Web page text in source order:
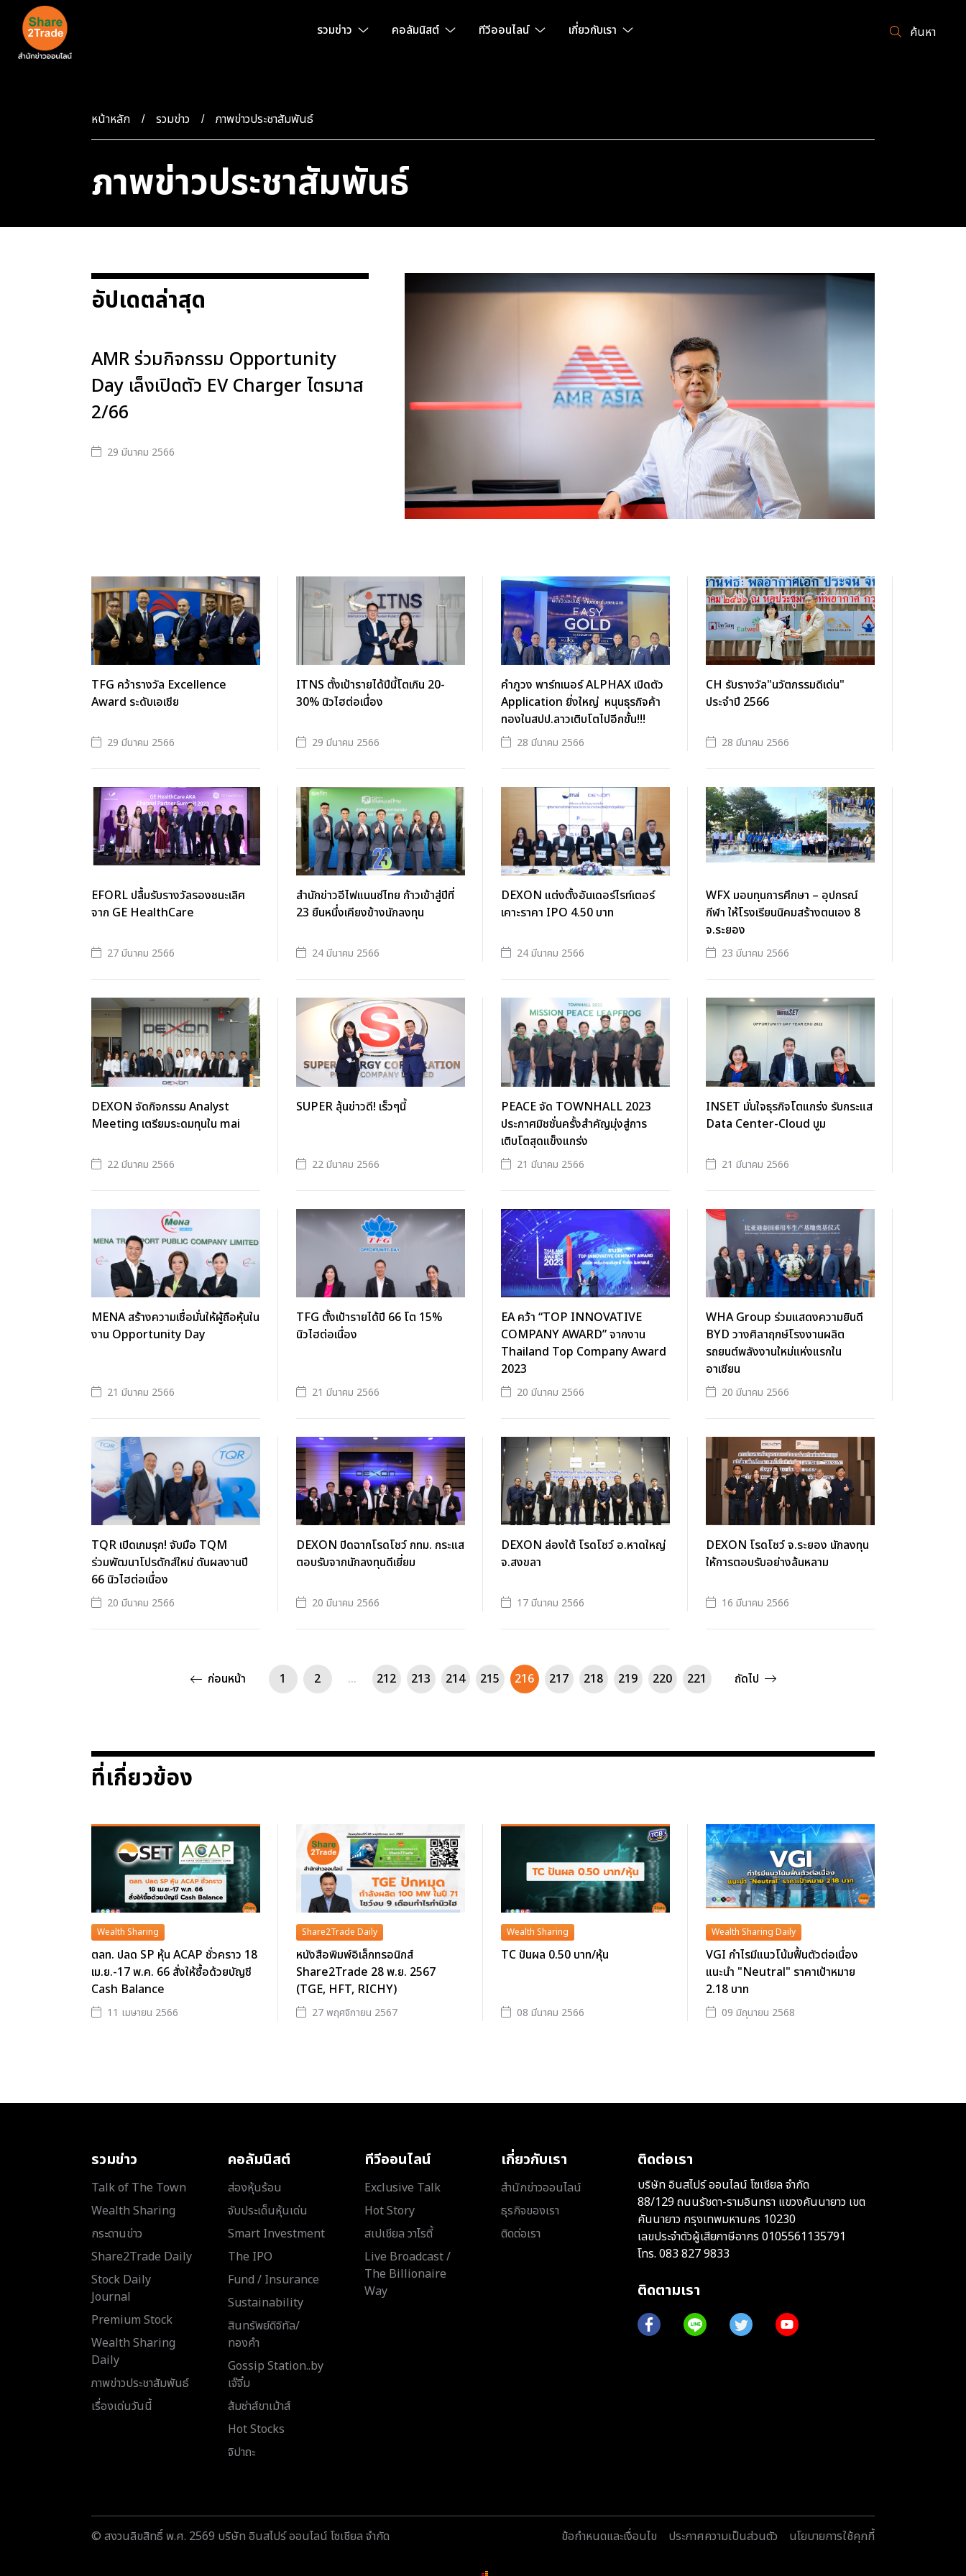
รวมข่าว คอลัมนิสต์ ทีวีออนไลน์ เกี่ยวกับเรา ค้นหา
หน้าหลัก รวมข่าว ภาพข่าวประชาสัมพันธ์
ภาพข่าวประชาสัมพันธ์
อัปเดตล่าสุด
AMR ร่วมกิจกรรม Opportunity
Day เล็งเปิดตัว EV Charger ไตรมาส
2/66
29 มีนาคม 2566
TFG คว้ารางวัล Excellence
Award ระดับเอเชีย
29 มีนาคม 2566
ITNS ตั้งเป้ารายได้ปีนี้โตเกิน 20-
30% นิวไฮต่อเนื่อง
29 มีนาคม 2566
คำภูวง พาร์ทเนอร์ ALPHAX เปิดตัว
Application ยิ่งใหญ่ หนุนธุรกิจค้า
ทองในสปป.ลาวเติบโตไปอีกขั้น!!!
28 มีนาคม 2566
CH รับรางวัล"นวัตกรรมดีเด่น"
ประจำปี 2566
28 มีนาคม 2566
EFORL ปลื้มรับรางวัลรองชนะเลิศ
จาก GE HealthCare
27 มีนาคม 2566
สำนักข่าวอีไฟแนนซ์ไทย ก้าวเข้าสู่ปีที่
23 ยืนหนึ่งเคียงข้างนักลงทุน
24 มีนาคม 2566
DEXON แต่งตั้งอันเดอร์ไรท์เตอร์
เคาะราคา IPO 4.50 บาท
24 มีนาคม 2566
WFX มอบทุนการศึกษา – อุปกรณ์
กีฬา ให้โรงเรียนนิคมสร้างตนเอง 8
จ.ระยอง
23 มีนาคม 2566
DEXON จัดกิจกรรม Analyst
Meeting เตรียมระดมทุนใน mai
22 มีนาคม 2566
SUPER ลุ้นข่าวดี! เร็วๆนี้
22 มีนาคม 2566
PEACE จัด TOWNHALL 2023
ประกาศมิชชั่นครั้งสำคัญมุ่งสู่การ
เติบโตสุดแข็งแกร่ง
21 มีนาคม 2566
INSET มั่นใจธุรกิจโตแกร่ง รับกระแส
Data Center-Cloud บูม
21 มีนาคม 2566
MENA สร้างความเชื่อมั่นให้ผู้ถือหุ้นใน
งาน Opportunity Day
21 มีนาคม 2566
TFG ตั้งเป้ารายได้ปี 66 โต 15%
นิวไฮต่อเนื่อง
21 มีนาคม 2566
EA คว้า “TOP INNOVATIVE
COMPANY AWARD” จากงาน
Thailand Top Company Award
2023
20 มีนาคม 2566
WHA Group ร่วมแสดงความยินดี
BYD วางศิลาฤกษ์โรงงานผลิต
รถยนต์พลังงานใหม่แห่งแรกใน
อาเซียน
20 มีนาคม 2566
TQR เปิดเกมรุก! จับมือ TQM
ร่วมพัฒนาโปรดักส์ใหม่ ดันผลงานปี
66 นิวไฮต่อเนื่อง
20 มีนาคม 2566
DEXON ปิดฉากโรดโชว์ กทม. กระแส
ตอบรับจากนักลงทุนดีเยี่ยม
20 มีนาคม 2566
DEXON ล่องใต้ โรดโชว์ อ.หาดใหญ่
จ.สงขลา
17 มีนาคม 2566
DEXON โรดโชว์ จ.ระยอง นักลงทุน
ให้การตอบรับอย่างล้นหลาม
16 มีนาคม 2566
ก่อนหน้า 1 2 ... 212 213 214 215 216 217 218 219 220 221 ถัดไป
ที่เกี่ยวข้อง
Wealth Sharing
ตลท. ปลด SP หุ้น ACAP ชั่วคราว 18
เม.ย.-17 พ.ค. 66 สั่งให้ซื้อด้วยบัญชี
Cash Balance
11 เมษายน 2566
Share2Trade Daily
หนังสือพิมพ์อิเล็กทรอนิกส์
Share2Trade 28 พ.ย. 2567
(TGE, HFT, RICHY)
27 พฤศจิกายน 2567
Wealth Sharing
TC ปันผล 0.50 บาท/หุ้น
08 มีนาคม 2566
Wealth Sharing Daily
VGI กำไรมีแนวโน้มฟื้นตัวต่อเนื่อง
แนะนำ "Neutral" ราคาเป้าหมาย
2.18 บาท
09 มิถุนายน 2568
รวมข่าว
Talk of The Town
Wealth Sharing
กระดานข่าว
Share2Trade Daily
Stock Daily
Journal
Premium Stock
Wealth Sharing
Daily
ภาพข่าวประชาสัมพันธ์
เรื่องเด่นวันนี้
คอลัมนิสต์
ส่องหุ้นร้อน
จับประเด็นหุ้นเด่น
Smart Investment
The IPO
Fund / Insurance
Sustainability
สินทรัพย์ดิจิทัล/
ทองคำ
Gossip Station..by
เจ๊จิ๋ม
ส้มซ่าส์ขาเม้าส์
Hot Stocks
จิปาถะ
ทีวีออนไลน์
Exclusive Talk
Hot Story
สเปเชียล วาไรตี้
Live Broadcast /
The Billionaire
Way
เกี่ยวกับเรา
สำนักข่าวออนไลน์
ธุรกิจของเรา
ติดต่อเรา
ติดต่อเรา
บริษัท อินสไปร์ ออนไลน์ โซเชียล จำกัด
88/129 ถนนรัชดา-รามอินทรา แขวงคันนายาว เขต
คันนายาว กรุงเทพมหานคร 10230
เลขประจำตัวผู้เสียภาษีอากร 0105561135791
โทร. 083 827 9833
ติดตามเรา
© สงวนลิขสิทธิ์ พ.ศ. 2569 บริษัท อินสไปร์ ออนไลน์ โซเชียล จำกัด ข้อกำหนดและเงื่อนไข ประกาศความเป็นส่วนตัว นโยบายการใช้คุกกี้